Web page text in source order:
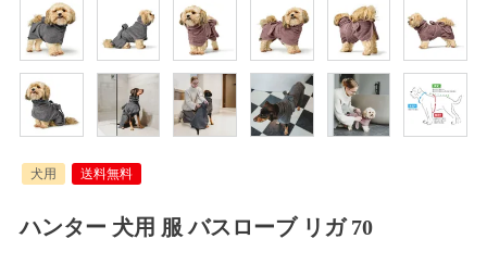
犬用 送料無料
ハンター 犬用 服 バスローブ リガ 70